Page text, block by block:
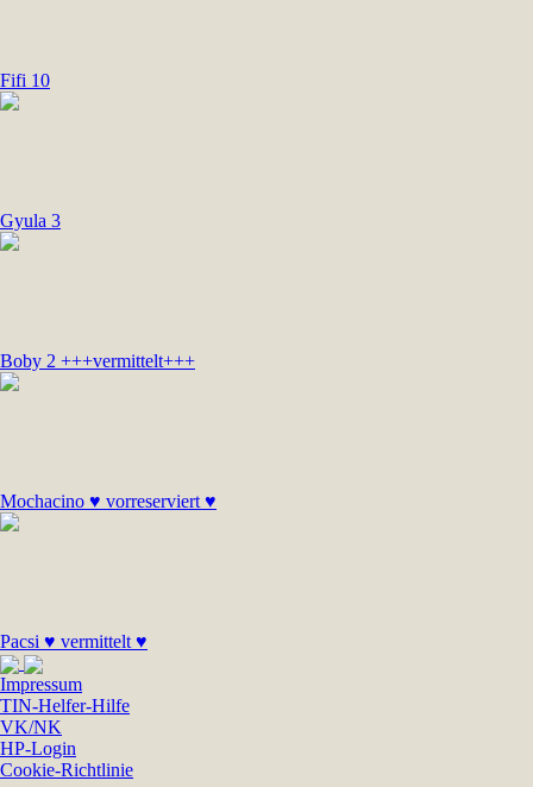
Fifi 10
Gyula 3
Boby 2 +++vermittelt+++
Mochacino ♥ vorreserviert ♥
Pacsi ♥ vermittelt ♥
Impressum
TIN-Helfer-Hilfe
VK/NK
HP-Login
Cookie-Richtlinie